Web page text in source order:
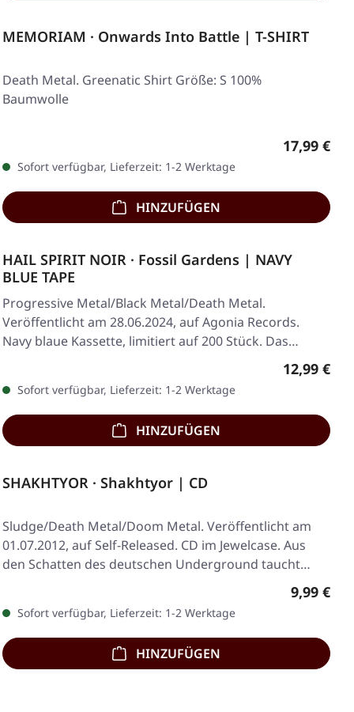
MEMORIAM · Onwards Into Battle | T-SHIRT
Death Metal. Greenatic Shirt Größe: S 100%
Baumwolle
Regulärer
17,99 €
Sofort verfügbar, Lieferzeit: 1-2 Werktage
HINZUFÜGEN
HAIL SPIRIT NOIR · Fossil Gardens | NAVY
BLUE TAPE
Progressive Metal/Black Metal/Death Metal.
Veröffentlicht am 28.06.2024, auf Agonia Records.
Navy blaue Kassette, limitiert auf 200 Stück. Das…
Regulärer
12,99 €
Sofort verfügbar, Lieferzeit: 1-2 Werktage
HINZUFÜGEN
SHAKHTYOR · Shakhtyor | CD
Sludge/Death Metal/Doom Metal. Veröffentlicht am
01.07.2012, auf Self-Released. CD im Jewelcase. Aus
den Schatten des deutschen Underground taucht…
9,99 €
Sofort verfügbar, Lieferzeit: 1-2 Werktage
HINZUFÜGEN